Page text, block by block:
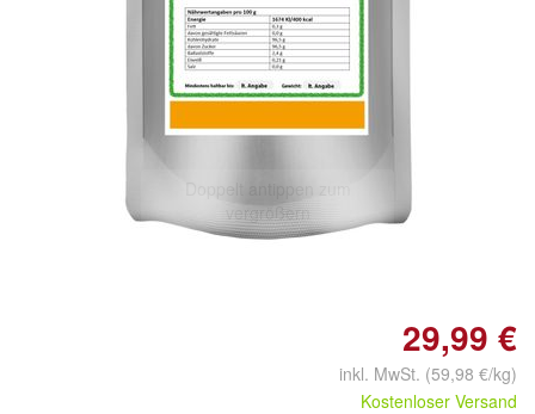
Doppelt antippen zum
vergrößern
29,99 €
inkl. MwSt. (59,98 €/kg)
Kostenloser Versand